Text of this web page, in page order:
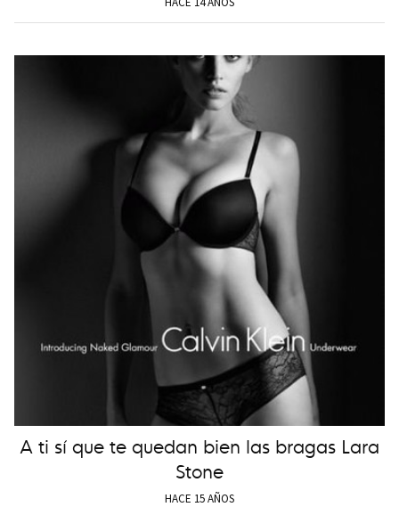
A ti sí que te quedan bien las bragas Lara
Stone
HACE 15 AÑOS